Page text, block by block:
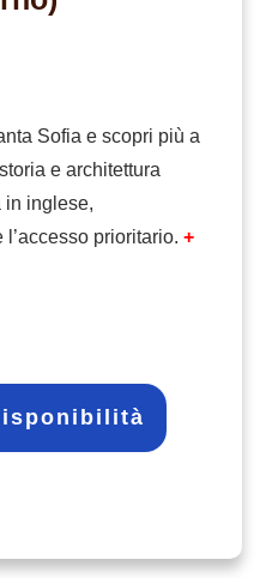
Sofia e scopri più a
e architettura
in inglese,
prioritario. +